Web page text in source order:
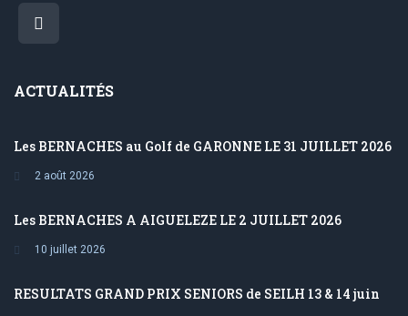
ACTUALITÉS
Les BERNACHES au Golf de GARONNE LE 31 JUILLET 2026
2 août 2026
Les BERNACHES A AIGUELEZE LE 2 JUILLET 2026
10 juillet 2026
RESULTATS GRAND PRIX SENIORS de SEILH 13 & 14 juin